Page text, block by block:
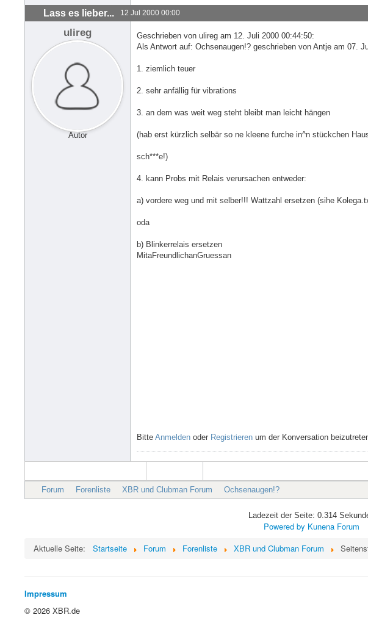
Lass es lieber... 12 Jul 2000 00:00
ulireg
Autor
Geschrieben von ulireg am 12. Juli 2000 00:44:50:
Als Antwort auf: Ochsenaugen!? geschrieben von Antje am 07.
1. ziemlich teuer
2. sehr anfällig für vibrations
3. an dem was weit weg steht bleibt man leicht hängen
(hab erst kürzlich selbär so ne kleene furche in^n stückchen
sch***e!)
4. kann Probs mit Relais verursachen entweder:
a) vordere weg und mit selber!!! Wattzahl ersetzen (sihe
oda
b) Blinkerrelais ersetzen
MitaFreundlichanGruessan
Bitte Anmelden oder Registrieren um der Konversation
Forum Forenliste XBR und Clubman Forum Ochsenaugen!?
Ladezeit der Seite: 0.314
Powered by Kunena Forum
Aktuelle Seite:
Startseite Forum Forenliste XBR und Clubman Forum
Impressum
© 2026 XBR.de